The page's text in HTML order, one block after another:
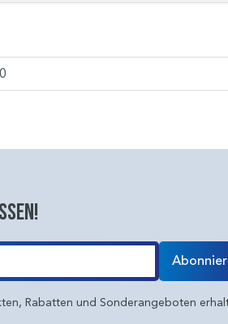
Rabatten und Sonderangeboten